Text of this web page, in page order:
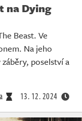
na Dying
Beast. Ve
Na jeho
poselství a
13. 12. 2024